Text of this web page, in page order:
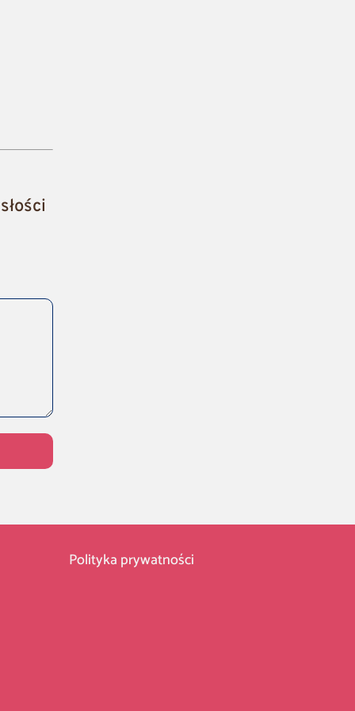
Polityka prywatności